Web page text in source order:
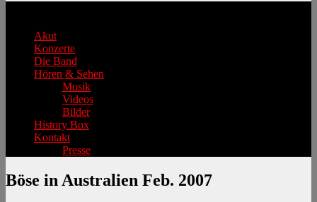
Akut
Konzerte
Die Band
Hören & Sehen
Musik
Videos
Bilder
History Box
Kontakt
Presse
Böse in Australien Feb. 2007